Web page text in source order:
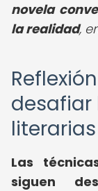
novela
la realidad,
desafiar
literarias
Las
siguen